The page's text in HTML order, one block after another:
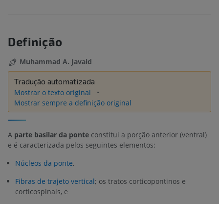
Definição
Muhammad A. Javaid
Tradução automatizada
Mostrar o texto original
Mostrar sempre a definição original
A parte basilar da ponte constitui a porção anterior (ventral)
e é caracterizada pelos seguintes elementos:
Núcleos da ponte,
Fibras de trajeto vertical; os tratos corticopontinos e
corticospinais, e